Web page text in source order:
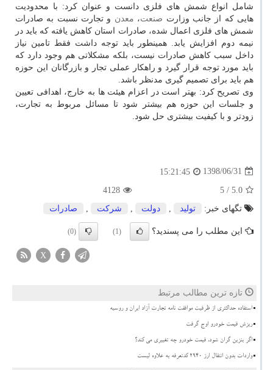
شامل انواع شمش های فلزی دانست و عنوان كرد: با محدودیت
هایی كه از جانب وزارت صنعت، معدن و تجارت نسبت به صادرات
شمش های فلزی اعمال شده، صادرات استان كاهش یافته كه باید در
نیمه دوم افزایش یابد. همینطور باید توجه داشت فقط تامین نیاز
داخل سبب كاهش صادرات نیست، بلكه مشكلاتی هم وجود دارد كه
باید مورد توجه قرار گیرد و راهكار عملی تجار و بازرگانان این حوزه
هم باید برای تصمیم گیری مدنظر باشد.
وی تصریح كرد: بهتر است در اعزام هیئت ها به خارج، اهدافی تعیین
و جلسات این حوزه هم بیشتر شود تا مسائل مربوط به تجارت،
زودتر و با كیفیت بیشتری حل شود.
1398/06/31
15:21:45
5.0
/ 5
4128
تگهای خبر:
تولید , دولت , شركت , صادرات
این مطلب را می پسندید؟ (1)
(0)
X
تازه ترین مطالب مرتبط
استفاده حداکثری از ظرفیت موافقت نامه تجارت آزاد ایران و روسیه
ریزش قیمت خودرو اوج گرفت
اگر بنزین گران شود، قیمت خودرو چه تغییری می کند؟
واردات بدون انتقال ارز ۲۹۴۰ کدتعرفه به علاوه لیست